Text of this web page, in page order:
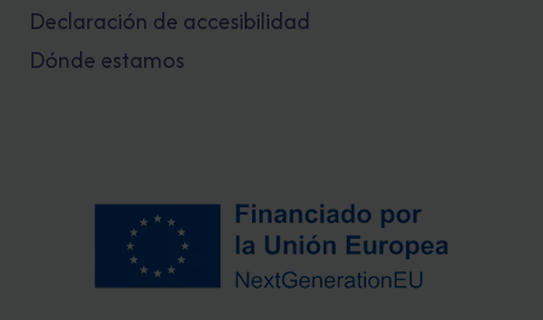
Declaración de accesibilidad
Dónde estamos